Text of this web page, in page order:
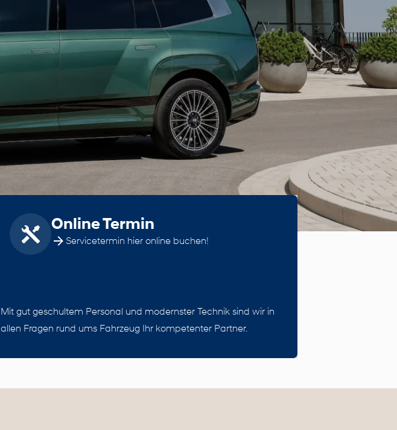
Online Termin
Servicetermin hier online buchen!
Mit gut geschultem Personal und modernster Technik sind wir in
allen Fragen rund ums Fahrzeug Ihr kompetenter Partner.